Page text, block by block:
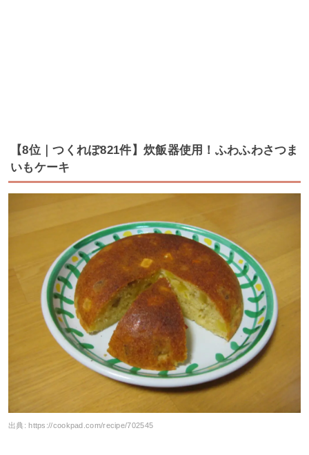
【8位｜つくれぽ821件】炊飯器使用！ふわふわさつま
いもケーキ
出典:https://cookpad.com/recipe/702545